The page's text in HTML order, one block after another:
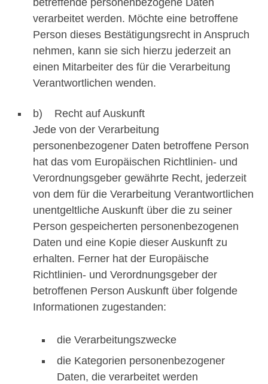
betreffende personenbezogene Daten
verarbeitet werden. Möchte eine betroffene
Person dieses Bestätigungsrecht in Anspruch
nehmen, kann sie sich hierzu jederzeit an
einen Mitarbeiter des für die Verarbeitung
Verantwortlichen wenden.
b) Recht auf Auskunft
Jede von der Verarbeitung
personenbezogener Daten betroffene Person
hat das vom Europäischen Richtlinien- und
Verordnungsgeber gewährte Recht, jederzeit
von dem für die Verarbeitung Verantwortlichen
unentgeltliche Auskunft über die zu seiner
Person gespeicherten personenbezogenen
Daten und eine Kopie dieser Auskunft zu
erhalten. Ferner hat der Europäische
Richtlinien- und Verordnungsgeber der
betroffenen Person Auskunft über folgende
Informationen zugestanden:
die Verarbeitungszwecke
die Kategorien personenbezogener
Daten, die verarbeitet werden